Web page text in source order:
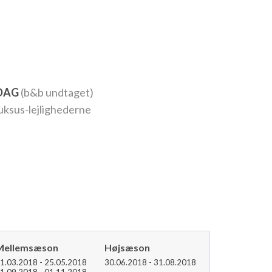
(b&b undtaget)
lejlighederne
- 25.05.2018
Højsæson
30.06.2018 - 31.08.2018